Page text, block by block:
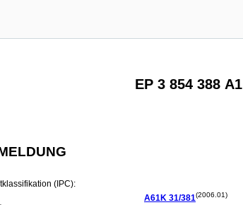
EP 3 854 388 A1
(IPC):
A61K 31/381(2006.01)